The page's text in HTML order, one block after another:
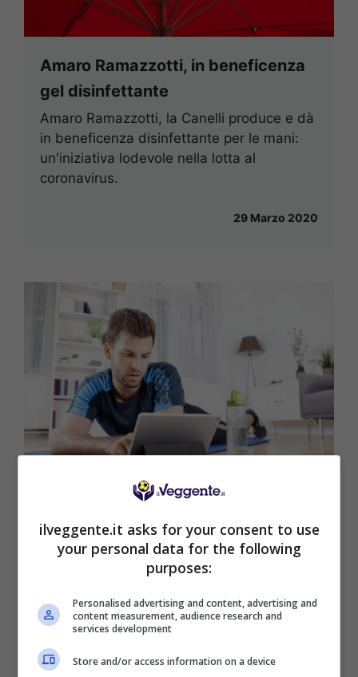
Amaro Ramazzotti, in beneficenza
gel disinfettante
Amaro Ramazzotti, la Canelli produce e dà
in beneficenza disinfettante per le mani:
un'iniziativa lodevole nella lotta al
coronavirus.
29 Marzo 2020
youtube gratis per tutti
Fitness a casa: app e video youtube gratis
per allenarsi: serve prima di tutto la buona
volontà.
28 Marzo 2020
ilveggente.it asks for your consent to use
your personal data for the following
purposes:
Personalised advertising and content, advertising and
content measurement, audience research and
services development
Store and/or access information on a device